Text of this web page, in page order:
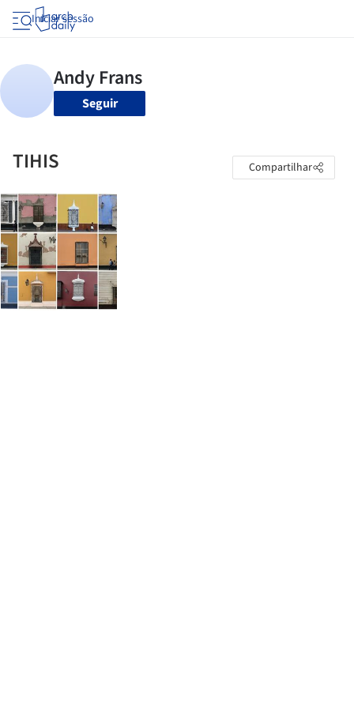
Iniciar sessão
Seguir
TIHIS Compartilhar